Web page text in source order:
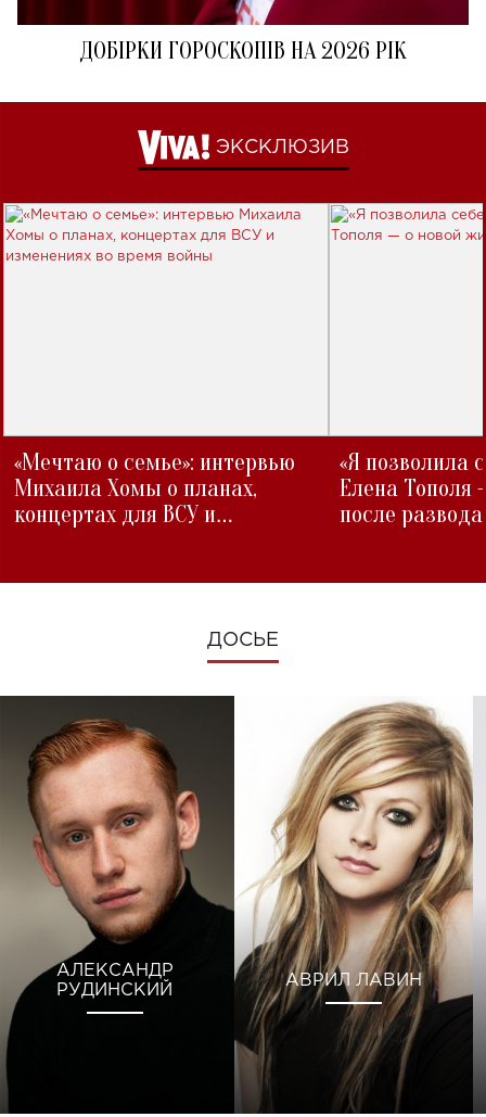
ДОБІРКИ ГОРОСКОПІВ НА 2026 РІК
ЭКСКЛЮЗИВ
«Мечтаю о семье»: интервью
Михаила Хомы о планах,
концертах для ВСУ и
«Я позволила
Елена Тополя
после развода
ДОСЬЕ
АЛЕКСАНДР
РУДИНСКИЙ
АВРИЛ ЛАВИН